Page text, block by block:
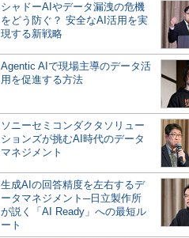
シャドーAIやデータ漏洩の危機
をどう防ぐ？ 安全なAI活用を実
現する新戦略
Agentic AIで現場主導のデータ活
用を促進する方法
ソニーセミコンダクタソリュー
ションズが挑むAI時代のデータ
マネジメント
生成AIの回答精度を左右するデ
ータマネジメント─日立製作所
が説く「AI Ready」への最短ル
ート